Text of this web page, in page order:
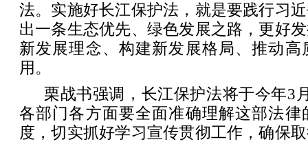
法。实施好长江保护法，就是要践行习
出一条生态优先、绿色发展之路，更好
新发展理念、构建新发展格局、推动高
用。
栗战书强调，长江保护法将于今年3
各部门各方面要全面准确理解这部法律
度，切实抓好学习宣传贯彻工作，确保